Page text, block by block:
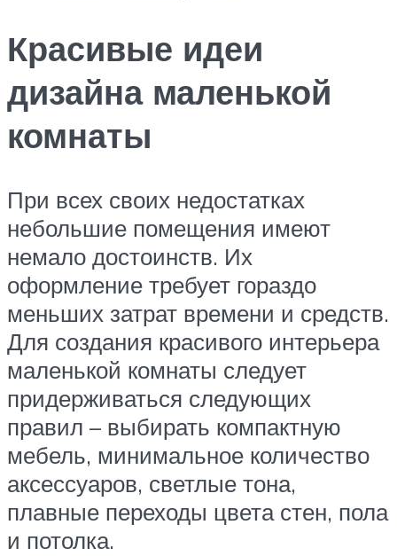
Красивые идеи
дизайна маленькой
комнаты
При всех своих недостатках
небольшие помещения имеют
немало достоинств. Их
оформление требует гораздо
меньших затрат времени и средств.
Для создания красивого интерьера
маленькой комнаты следует
придерживаться следующих
правил – выбирать компактную
мебель, минимальное количество
аксессуаров, светлые тона,
плавные переходы цвета стен, пола
и потолка.